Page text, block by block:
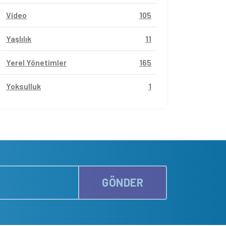
Video 105
Yaşlılık 11
Yerel Yönetimler 165
Yoksulluk 1
GÖNDER